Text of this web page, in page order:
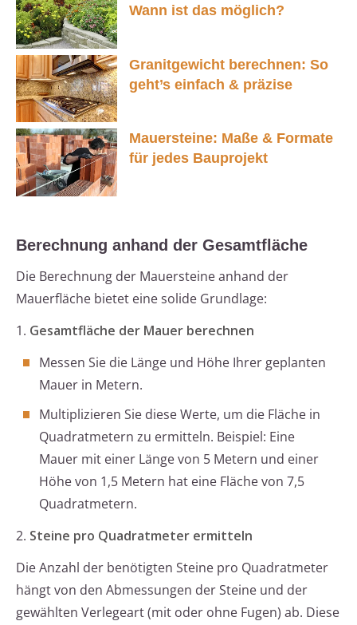
Wann ist das möglich?
Granitgewicht berechnen: So
geht’s einfach & präzise
Mauersteine: Maße & Formate
für jedes Bauprojekt
Berechnung anhand der Gesamtfläche
Die Berechnung der Mauersteine anhand der
Mauerfläche bietet eine solide Grundlage:
1. Gesamtfläche der Mauer berechnen
Messen Sie die Länge und Höhe Ihrer geplanten
Mauer in Metern.
Multiplizieren Sie diese Werte, um die Fläche in
Quadratmetern zu ermitteln. Beispiel: Eine
Mauer mit einer Länge von 5 Metern und einer
Höhe von 1,5 Metern hat eine Fläche von 7,5
Quadratmetern.
2. Steine pro Quadratmeter ermitteln
Die Anzahl der benötigten Steine pro Quadratmeter
hängt von den Abmessungen der Steine und der
gewählten Verlegeart (mit oder ohne Fugen) ab. Diese